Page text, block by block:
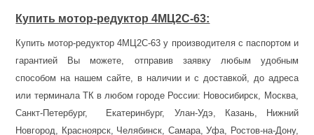
Купить мотор-редуктор 4МЦ2С-63:
Купить мотор-редуктор 4МЦ2С-63 у производителя с паспортом и
гарантией Вы можете, отправив заявку любым удобным
способом на нашем сайте, в наличии и с доставкой, до адреса
или терминала ТК в любом городе России: Новосибирск, Москва,
Санкт-Петербург, Екатеринбург, Улан-Удэ, Казань, Нижний
Новгород, Красноярск, Челябинск, Самара, Уфа, Ростов-на-Дону,